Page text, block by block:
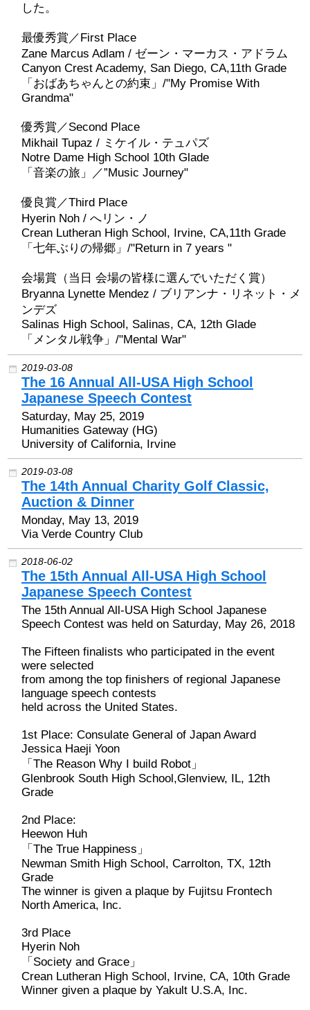
した。
最優秀賞／First Place
Zane Marcus Adlam / ゼーン・マーカス・アドラム
Canyon Crest Academy, San Diego, CA,11th Grade
「おばあちゃんとの約束」/"My Promise With
Grandma"
優秀賞／Second Place
Mikhail Tupaz / ミケイル・テュパズ
Notre Dame High School 10th Glade
「音楽の旅」／”Music Journey"
優良賞／Third Place
Hyerin Noh / へリン・ノ
Crean Lutheran High School, Irvine, CA,11th Grade
「七年ぶりの帰郷」/"Return in 7 years "
会場賞（当日 会場の皆様に選んでいただく賞）
Bryanna Lynette Mendez / ブリアンナ・リネット・メ
ンデズ
Salinas High School, Salinas, CA, 12th Glade
「メンタル戦争」/"Mental War"
2019-03-08
The 16 Annual All-USA High School
Japanese Speech Contest
Saturday, May 25, 2019
Humanities Gateway (HG)
University of California, Irvine
2019-03-08
The 14th Annual Charity Golf Classic,
Auction & Dinner
Monday, May 13, 2019
Via Verde Country Club
2018-06-02
The 15th Annual All-USA High School
Japanese Speech Contest
The 15th Annual All-USA High School Japanese
Speech Contest was held on Saturday, May 26, 2018
The Fifteen finalists who participated in the event
were selected
from among the top finishers of regional Japanese
language speech contests
held across the United States.
1st Place: Consulate General of Japan Award
Jessica Haeji Yoon
「The Reason Why I build Robot」
Glenbrook South High School,Glenview, IL, 12th
Grade
2nd Place:
Heewon Huh
「The True Happiness」
Newman Smith High School, Carrolton, TX, 12th
Grade
The winner is given a plaque by Fujitsu Frontech
North America, Inc.
3rd Place
Hyerin Noh
「Society and Grace」
Crean Lutheran High School, Irvine, CA, 10th Grade
Winner given a plaque by Yakult U.S.A, Inc.